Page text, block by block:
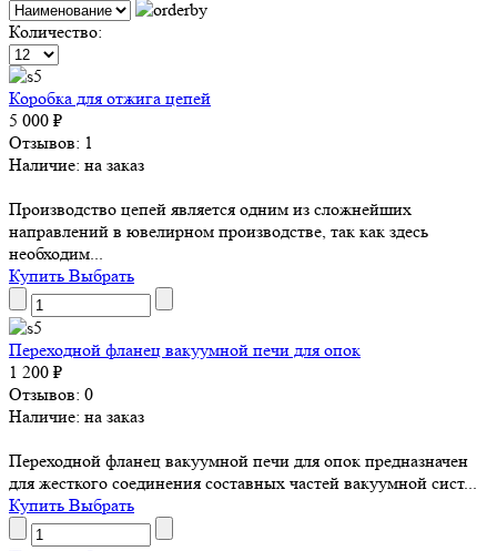
Количество:
Коробка для отжига цепей
5 000 ₽
Отзывов: 1
Наличие: на заказ
Производство цепей является одним из сложнейших
направлений в ювелирном производстве, так как здесь
необходим...
Купить Выбрать
Переходной фланец вакуумной печи для опок
1 200 ₽
Отзывов: 0
Наличие: на заказ
Переходной фланец вакуумной печи для опок предназначен
для жесткого соединения составных частей вакуумной сист...
Купить Выбрать